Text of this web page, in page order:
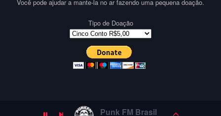
Você pode ajudar a mante-la no ar fazendo uma pequena doação.
Tipo de Doação
Punk FM Brasil